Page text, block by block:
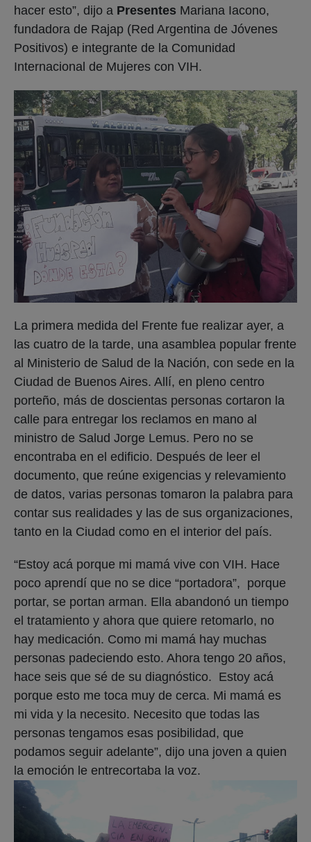
hacer esto”, dijo a Presentes Mariana Iacono,
fundadora de Rajap (Red Argentina de Jóvenes
Positivos) e integrante de la Comunidad
Internacional de Mujeres con VIH.
La primera medida del Frente fue realizar ayer, a
las cuatro de la tarde, una asamblea popular frente
al Ministerio de Salud de la Nación, con sede en la
Ciudad de Buenos Aires. Allí, en pleno centro
porteño, más de doscientas personas cortaron la
calle para entregar los reclamos en mano al
ministro de Salud Jorge Lemus. Pero no se
encontraba en el edificio. Después de leer el
documento, que reúne exigencias y relevamiento
de datos, varias personas tomaron la palabra para
contar sus realidades y las de sus organizaciones,
tanto en la Ciudad como en el interior del país.
“Estoy acá porque mi mamá vive con VIH. Hace
poco aprendí que no se dice “portadora”, porque
portar, se portan arman. Ella abandonó un tiempo
el tratamiento y ahora que quiere retomarlo, no
hay medicación. Como mi mamá hay muchas
personas padeciendo esto. Ahora tengo 20 años,
hace seis que sé de su diagnóstico. Estoy acá
porque esto me toca muy de cerca. Mi mamá es
mi vida y la necesito. Necesito que todas las
personas tengamos esas posibilidad, que
podamos seguir adelante”, dijo una joven a quien
la emoción le entrecortaba la voz.